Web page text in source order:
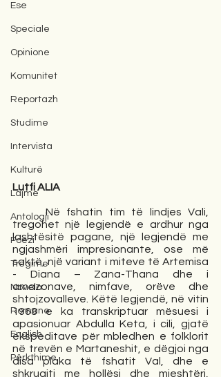
Ese
Speciale
Opinione
Komunitet
Reportazh
Studime
Intervista
Kulturë
Lajme
Antologji
Poezi
Tregime
Novela
Romane
English
Përkthime
Lutfi ALIA
     Në fshatin tim të lindjes Vali,
tregohet një legjendë e ardhur nga
lashtësitë pagane, një legjendë me
ngjashmëri impresionante, ose më
saktë, një variant i miteve të Artemisa
- Diana – Zana-Thana dhe i
amazonave, nimfave, orëve dhe
shtojzovalleve. Këtë legjendë, në vitin
1968 e ka transkriptuar mësuesi i
apasionuar Abdulla Keta, i cili, gjatë
ekspeditave për mbledhen e folklorit
në trevën e Martaneshit, e dëgjoi nga
disa plaka të fshatit Val, dhe e
shkruajti me hollësi dhe mjeshtëri,